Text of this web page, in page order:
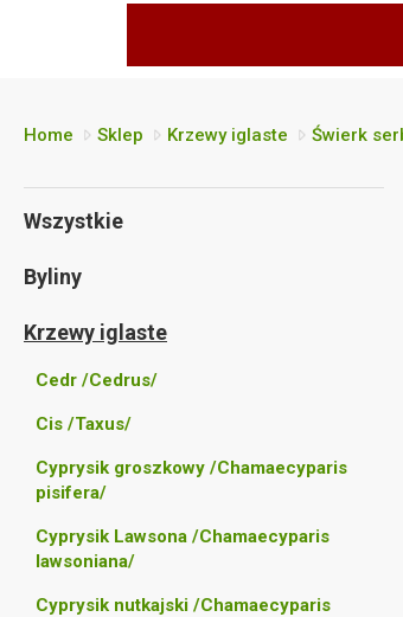
Home Sklep Krzewy iglaste Świerk
Wszystkie
Byliny
Krzewy iglaste
Cedr /Cedrus/
Cis /Taxus/
Cyprysik groszkowy /Chamaecyparis
pisifera/
Cyprysik Lawsona /Chamaecyparis
lawsoniana/
Cyprysik nutkajski /Chamaecyparis